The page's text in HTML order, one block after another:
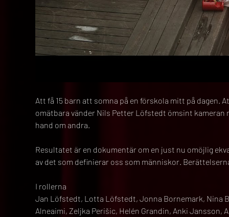
Att få 15 barn att somna på en förskola mitt på dagen.
omätbara vänder Nils Petter Löfstedt ömsint
hand om andra.
Resultatet är en dokumentär om en just nu omöjlig
av det som definierar oss som människor.
I rollerna
Jan Löfstedt, Lotta Löfstedt, Jonna Bornemark, Nina
Alneaimi, Zeljka Perišic, Helén Grandin, Anki Jansson,